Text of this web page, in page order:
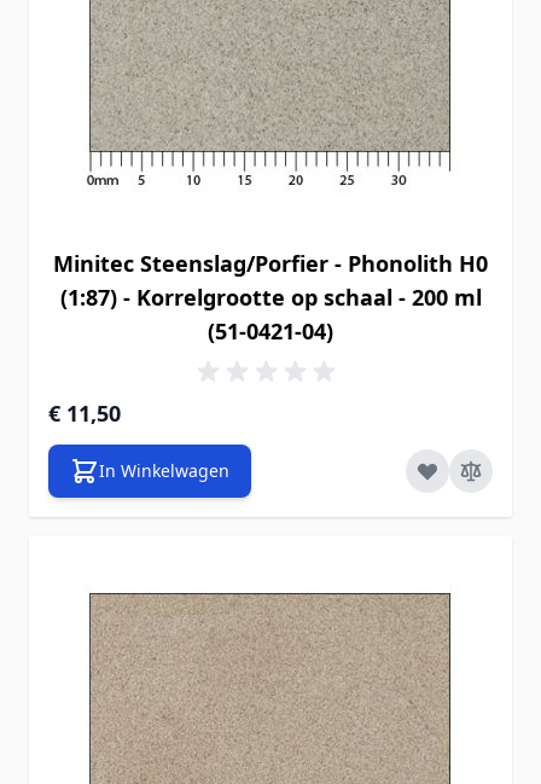
Minitec Steenslag/Porfier - Phonolith H0
(1:87) - Korrelgrootte op schaal - 200 ml
(51-0421-04)
€ 11,50
In Winkelwagen